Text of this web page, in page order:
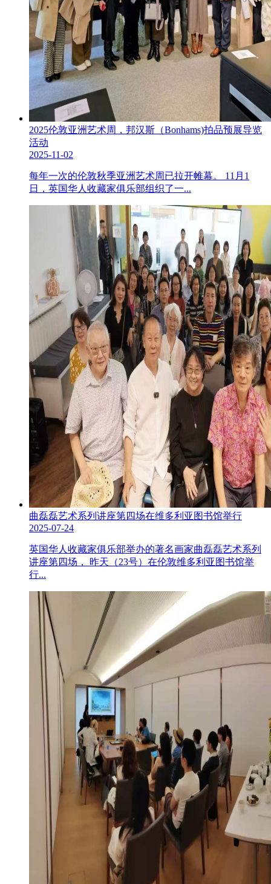
2025伦敦亚洲艺术周，邦汉斯（Bonhams)拍品预展导览
活动
2025-11-02
每年一次的伦敦秋季亚洲艺术周已拉开帷幕。 11月1
日，英国华人收藏家俱乐部组织了一...
曲磊磊艺术系列讲座第四场在维多利亚图书馆举行
2025-07-24
英国华人收藏家俱乐部举办的著名画家曲磊磊艺术系列
讲座第四场， 昨天（23号）在伦敦维多利亚图书馆举
行...